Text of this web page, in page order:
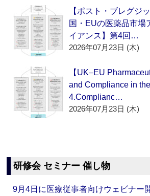
【ポスト・ブレグジ
国・EUの医薬品市場
イアンス】第4回…
2026年07月23日 (木)
【UK–EU
and Compliance in
4.Complianc…
2026年07月23日 (木)
研修会 セミナー 催し物
9月4日に医療従事者向けウェビナ